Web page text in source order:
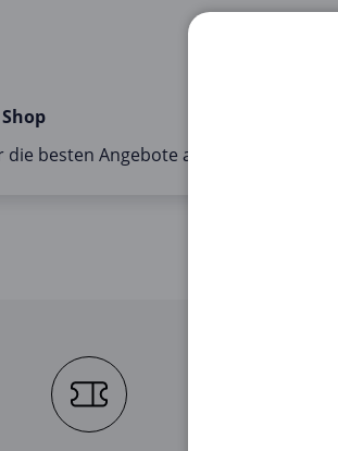
die besten Angebote auf hofmeister.shop